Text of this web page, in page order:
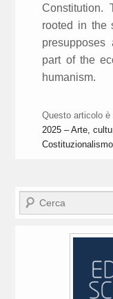
Constitution.
rooted in the
part of the
humanism.
Questo articolo
2025 – Arte,
Cerca